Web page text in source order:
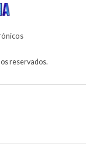
reservados.